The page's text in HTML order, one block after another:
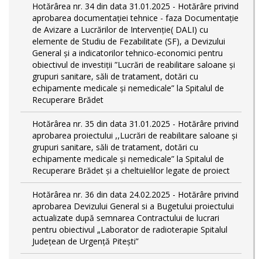
Hotărârea nr. 34 din data 31.01.2025 - Hotărâre privind
aprobarea documentației tehnice - faza Documentație
de Avizare a Lucrărilor de Intervenție( DALI) cu
elemente de Studiu de Fezabilitate (SF), a Devizului
General și a indicatorilor tehnico-economici pentru
obiectivul de investiții ”Lucrări de reabilitare saloane și
grupuri sanitare, săli de tratament, dotări cu
echipamente medicale și nemedicale” la Spitalul de
Recuperare Brădet
Hotărârea nr. 35 din data 31.01.2025 - Hotărâre privind
aprobarea proiectului ,,Lucrări de reabilitare saloane și
grupuri sanitare, săli de tratament, dotări cu
echipamente medicale și nemedicale” la Spitalul de
Recuperare Brădet și a cheltuielilor legate de proiect
Hotărârea nr. 36 din data 24.02.2025 - Hotărâre privind
aprobarea Devizului General si a Bugetului proiectului
actualizate după semnarea Contractului de lucrari
pentru obiectivul „Laborator de radioterapie Spitalul
Județean de Urgență Pitești”